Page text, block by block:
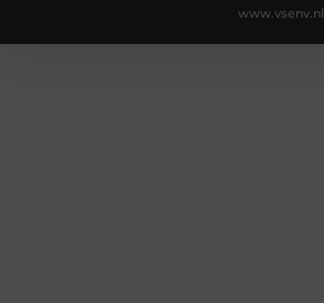
www.vsenv.nl.